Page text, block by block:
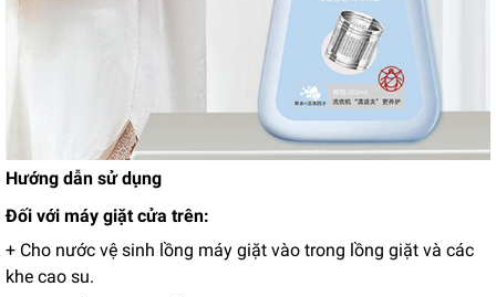
Hướng dẫn sử dụng
Đối với máy giặt cửa trên:
+ Cho nước vệ sinh lồng máy giặt vào trong lồng giặt và các
khe cao su.